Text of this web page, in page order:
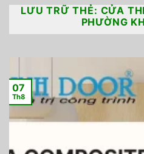
LƯU TRỮ THẺ: CỬA
PHƯỜNG
07
Th8